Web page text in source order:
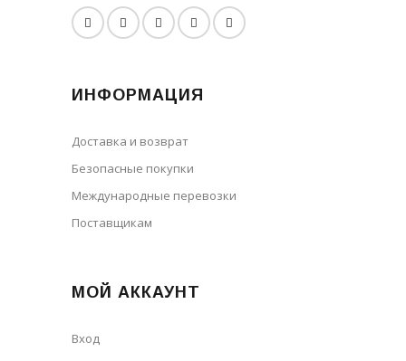
ИНФОРМАЦИЯ
Доставка и возврат
Безопасные покупки
Международные перевозки
Поставщикам
МОЙ АККАУНТ
Вход